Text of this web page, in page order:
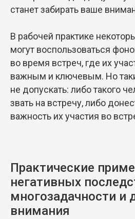
станет забирать ваше
В рабочей практике
могут воспользоваться
во время встреч, где их
важным и ключевым. Но
не допускать: либо такого
звать на встречу, либо
важность их участия во
Практические
негативных
многозадачности и
внимания